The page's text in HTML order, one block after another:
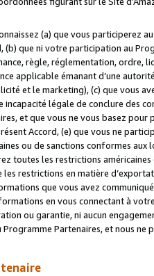
(a) que vous participerez
(b) que ni votre participation au
règle, réglementation, ordre,
applicable émanant d’une
et le marketing), (c) que vous
incapacité légale de conclure des
et que vous ne vous basez
Accord, (e) que vous ne
ou de sanctions conformes
toutes les restrictions
les restrictions en matière
que vous avez
en vous connectant à
ou garantie, ni aucun
Partenaires, et nous